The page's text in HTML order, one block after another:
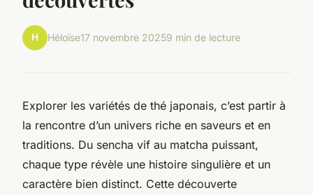
H Héloïse17 novembre 20259 min de lecture
Explorer les variétés de thé japonais, c’est partir à
la rencontre d’un univers riche en saveurs et en
traditions. Du sencha vif au matcha puissant,
chaque type révèle une histoire singulière et un
caractère bien distinct. Cette découverte